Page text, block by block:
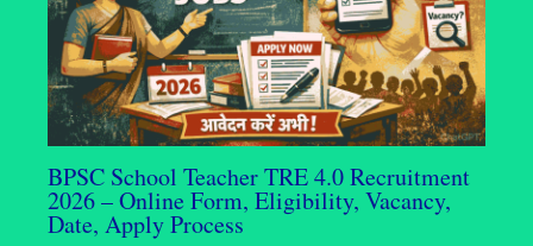
BPSC School Teacher TRE 4.0 Recruitment
2026 – Online Form, Eligibility, Vacancy,
Date, Apply Process